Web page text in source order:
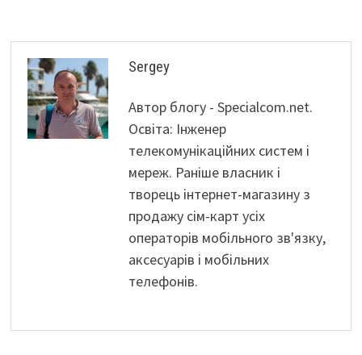
Sergey
Автор блогу - Specialcom.net.
Освіта: Інженер
телекомунікаційних систем і
мереж. Раніше власник і
творець інтернет-магазину з
продажу сім-карт усіх
операторів мобільного зв'язку,
аксесуарів і мобільних
телефонів.